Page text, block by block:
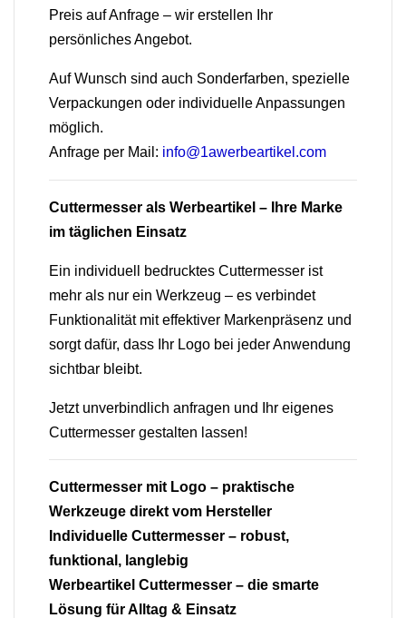
Preis auf Anfrage – wir erstellen Ihr
persönliches Angebot.
Auf Wunsch sind auch Sonderfarben, spezielle
Verpackungen oder individuelle Anpassungen
möglich.
Anfrage per Mail: info@1awerbeartikel.com
Cuttermesser als Werbeartikel – Ihre Marke
im täglichen Einsatz
Ein individuell bedrucktes Cuttermesser ist
mehr als nur ein Werkzeug – es verbindet
Funktionalität mit effektiver Markenpräsenz und
sorgt dafür, dass Ihr Logo bei jeder Anwendung
sichtbar bleibt.
Jetzt unverbindlich anfragen und Ihr eigenes
Cuttermesser gestalten lassen!
Cuttermesser mit Logo – praktische
Werkzeuge direkt vom Hersteller
Individuelle Cuttermesser – robust,
funktional, langlebig
Werbeartikel Cuttermesser – die smarte
Lösung für Alltag & Einsatz